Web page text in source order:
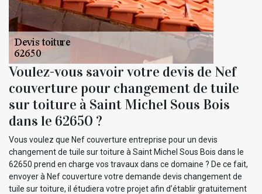
Voulez-vous savoir votre devis de Nef
couverture pour changement de tuile
sur toiture à Saint Michel Sous Bois
dans le 62650 ?
Vous voulez que Nef couverture entreprise pour un devis
changement de tuile sur toiture à Saint Michel Sous Bois dans le
62650 prend en charge vos travaux dans ce domaine ? De ce fait,
envoyer à Nef couverture votre demande devis changement de
tuile sur toiture, il étudiera votre projet afin d’établir gratuitement